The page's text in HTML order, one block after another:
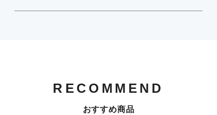
RECOMMEND
おすすめ商品